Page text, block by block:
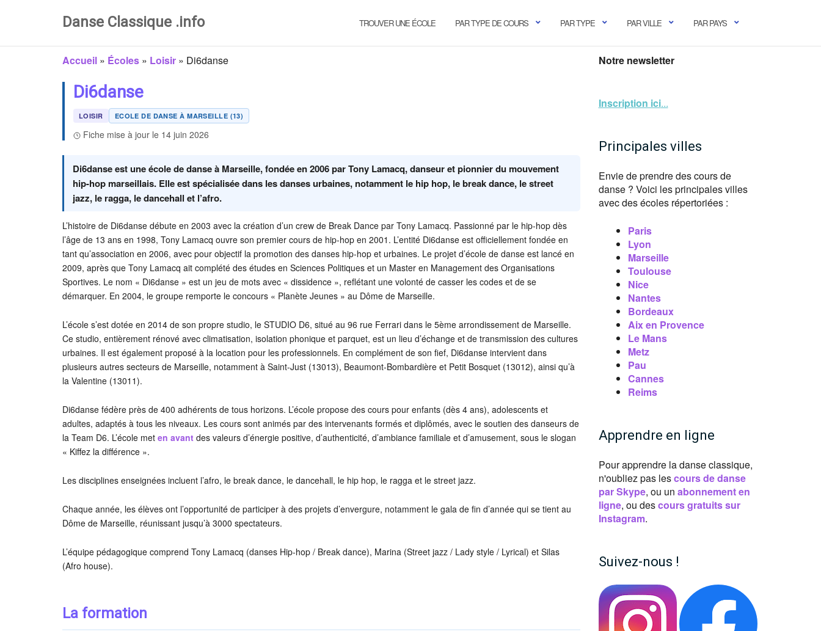
Danse Classique .info TROUVER UNE ÉCOLE PAR TYPE DE COURS PAR TYPE PAR VILLE PAR PAYS
Accueil » Écoles » Loisir » Di6danse
Di6danse
LOISIR ECOLE DE DANSE À MARSEILLE (13)
Fiche mise à jour le 14 juin 2026
Di6danse est une école de danse à Marseille, fondée en 2006 par Tony Lamacq, danseur et pionnier du mouvement
hip-hop marseillais. Elle est spécialisée dans les danses urbaines, notamment le hip hop, le break dance, le street
jazz, le ragga, le dancehall et l’afro.
L’histoire de Di6danse débute en 2003 avec la création d’un crew de Break Dance par Tony Lamacq. Passionné par le hip-hop dès
l’âge de 13 ans en 1998, Tony Lamacq ouvre son premier cours de hip-hop en 2001. L’entité Di6danse est officiellement fondée en
tant qu’association en 2006, avec pour objectif la promotion des danses hip-hop et urbaines. Le projet d’école de danse est lancé en
2009, après que Tony Lamacq ait complété des études en Sciences Politiques et un Master en Management des Organisations
Sportives. Le nom « Di6danse » est un jeu de mots avec « dissidence », reflétant une volonté de casser les codes et de se
démarquer. En 2004, le groupe remporte le concours « Planète Jeunes » au Dôme de Marseille.
L’école s’est dotée en 2014 de son propre studio, le STUDIO D6, situé au 96 rue Ferrari dans le 5ème arrondissement de Marseille.
Ce studio, entièrement rénové avec climatisation, isolation phonique et parquet, est un lieu d’échange et de transmission des cultures
urbaines. Il est également proposé à la location pour les professionnels. En complément de son fief, Di6danse intervient dans
plusieurs autres secteurs de Marseille, notamment à Saint-Just (13013), Beaumont-Bombardière et Petit Bosquet (13012), ainsi qu’à
la Valentine (13011).
Di6danse fédère près de 400 adhérents de tous horizons. L’école propose des cours pour enfants (dès 4 ans), adolescents et
adultes, adaptés à tous les niveaux. Les cours sont animés par des intervenants formés et diplômés, avec le soutien des danseurs de
la Team D6. L’école met en avant des valeurs d’énergie positive, d’authenticité, d’ambiance familiale et d’amusement, sous le slogan
« Kiffez la différence ».
Les disciplines enseignées incluent l’afro, le break dance, le dancehall, le hip hop, le ragga et le street jazz.
Chaque année, les élèves ont l’opportunité de participer à des projets d’envergure, notamment le gala de fin d’année qui se tient au
Dôme de Marseille, réunissant jusqu’à 3000 spectateurs.
L’équipe pédagogique comprend Tony Lamacq (danses Hip-hop / Break dance), Marina (Street jazz / Lady style / Lyrical) et Silas
(Afro house).
La formation
Notre newsletter
Inscription ici...
Principales villes
Envie de prendre des cours de
danse ? Voici les principales villes
avec des écoles répertoriées :
Paris
Lyon
Marseille
Toulouse
Nice
Nantes
Bordeaux
Aix en Provence
Le Mans
Metz
Pau
Cannes
Reims
Apprendre en ligne
Pour apprendre la danse classique,
n'oubliez pas lescours de danse
par Skype, ou un abonnement en
ligne, ou descours gratuits sur
Instagram.
Suivez-nous !